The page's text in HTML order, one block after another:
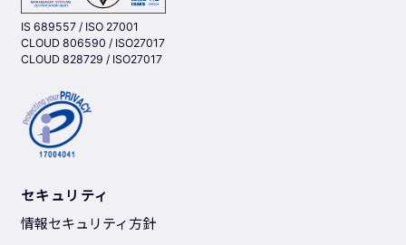
IS 689557 / ISO 27001
CLOUD 806590 / ISO27017
CLOUD 828729 / ISO27017
セキュリティ
情報セキュリティ方針